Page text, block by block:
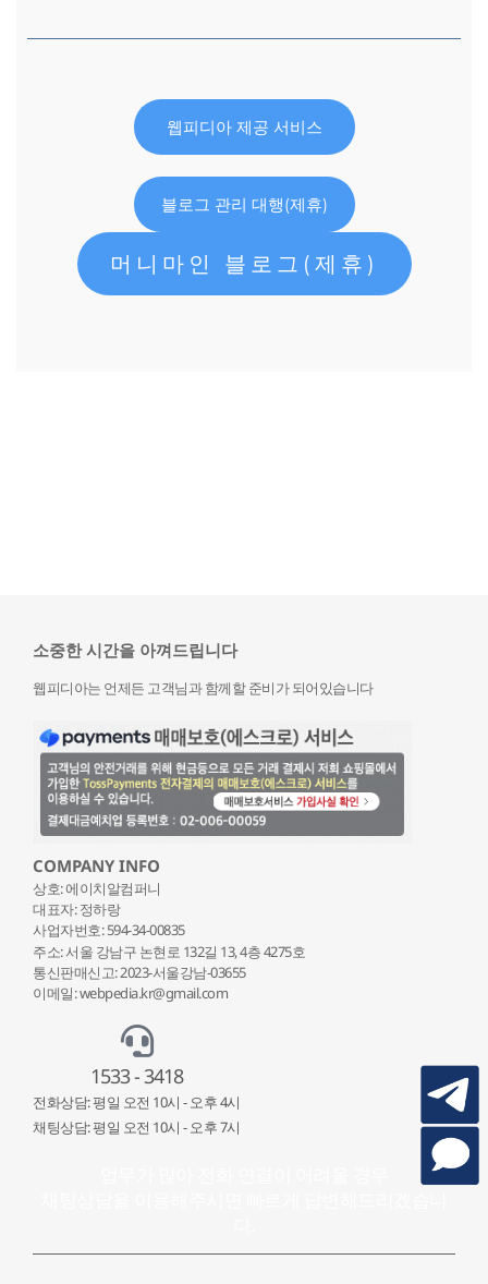
웹피디아 제공 서비스
블로그 관리 대행(제휴)
머니마인 블로그(제휴)
소중한 시간을 아껴드립니다
웹피디아는 언제든 고객님과 함께할 준비가 되어있습니다
COMPANY INFO
상호: 에이치알컴퍼니
대표자: 정하랑
사업자번호: 594-34-00835
주소: 서울 강남구 논현로 132길 13, 4층 4275호
통신판매신고: 2023-서울강남-03655
이메일: webpedia.kr@gmail.com
1533 - 3418
전화상담: 평일 오전 10시 - 오후 4시
채팅상담: 평일 오전 10시 - 오후 7시